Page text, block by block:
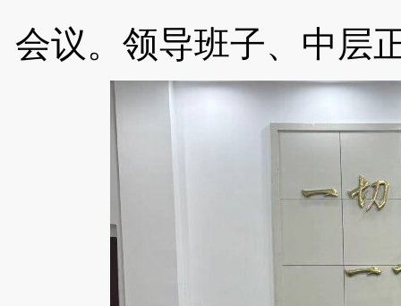
会议。领导班子、中层